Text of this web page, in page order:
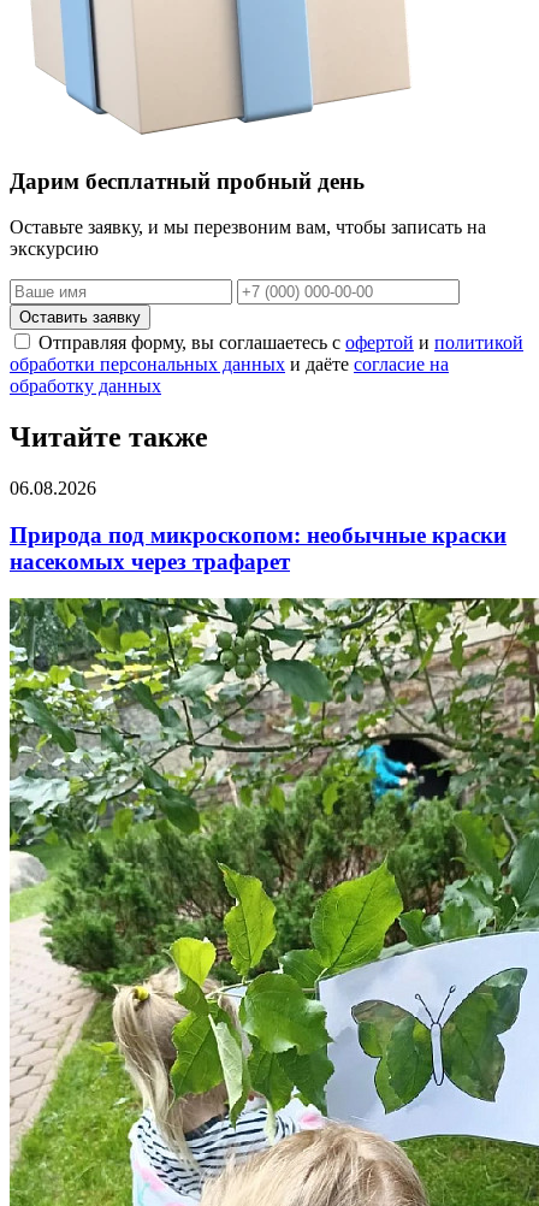
Дарим бесплатный пробный день
Оставьте заявку, и мы перезвоним вам, чтобы записать на
экскурсию
Оставить заявку
Отправляя форму, вы соглашаетесь с офертой и политикой
обработки персональных данных и даёте согласие на
обработку данных
Читайте также
06.08.2026
Природа под микроскопом: необычные краски
насекомых через трафарет